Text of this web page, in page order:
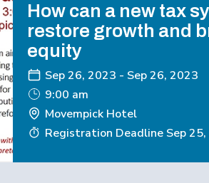
How can a new tax
restore growth and
equity
Sep 26, 2023 - Sep 26, 2023
9:00 am
Movempick Hotel
Registration Deadline Sep